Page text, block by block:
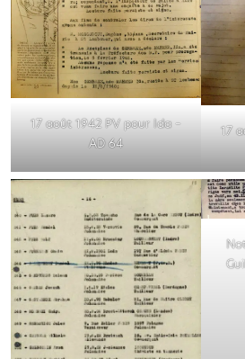
17 août 1942 PV pour Ida –
AD 64
17